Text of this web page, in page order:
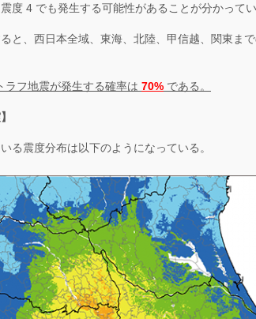
度 4 でも発生する可能性があることが分かってい
ると、西日本全域、東海、北陸、甲信越、関東ま
ラフ地震が発生する確率は 70% である。
る震度分布は以下のようになっている。